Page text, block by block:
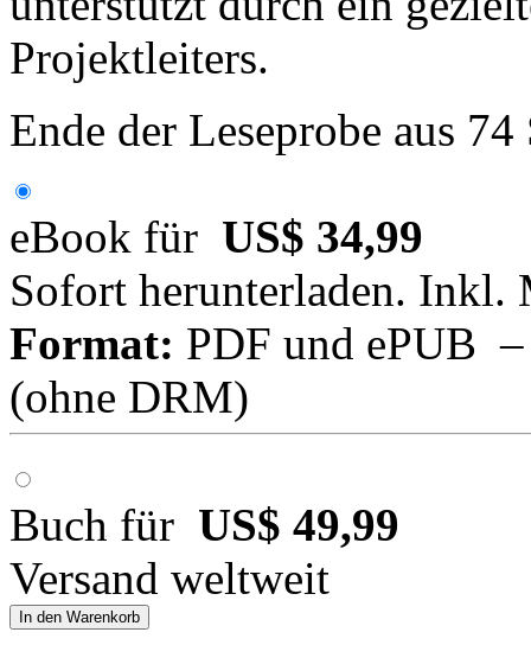
Projektleiters.
Ende der Leseprobe aus
eBook für US$ 34,99
Sofort herunterladen. Inkl.
Format: PDF und ePUB
(ohne DRM)
Buch für US$ 49,99
Versand weltweit
In den Warenkorb